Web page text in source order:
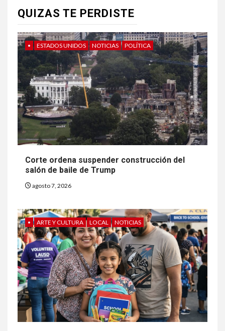
QUIZAS TE PERDISTE
• ESTADOS UNIDOS NOTICIAS POLÍTICA
Corte ordena suspender construcción del
salón de baile de Trump
agosto 7, 2026
• ARTE Y CULTURA LOCAL NOTICIAS